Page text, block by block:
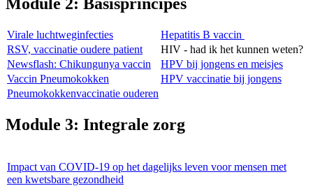
Module 2: Basisprincipes
Virale luchtweginfecties
Hepatitis B vaccin
RSV, vaccinatie oudere patient
HIV - had ik het kunnen weten?
Newsflash: Chikungunya vaccin
HPV bij jongens en meisjes
Vaccin Pneumokokken
HPV vaccinatie bij jongens
Pneumokokkenvaccinatie ouderen
Module 3: Integrale zorg
Impact van COVID-19 op het dagelijks leven voor mensen met
een kwetsbare gezondheid